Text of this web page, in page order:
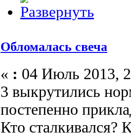
Обломалась свеча
« : 04 Июль 2013,
3 выкрутились
постепенно
Кто сталкивался?